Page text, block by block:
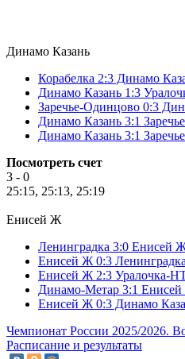
Динамо Казань
Корабелка 2:3 Динамо
Динамо Казань 1:3
Заречье-Одинцово 0:3
Динамо Казань 3:1
Динамо Казань 3:1
Посмотреть счет
3 - 0
25:15, 25:13, 25:19
Енисей Ж
Ленинградка 3:0 Енисей
Енисей Ж 0:3 Ленинградка
Енисей Ж 2:3 Уралочка-
Динамо-Метар 3:1
Енисей Ж 0:3 Динамо
Чемпионат России 2025/2026.
Расписание и результаты